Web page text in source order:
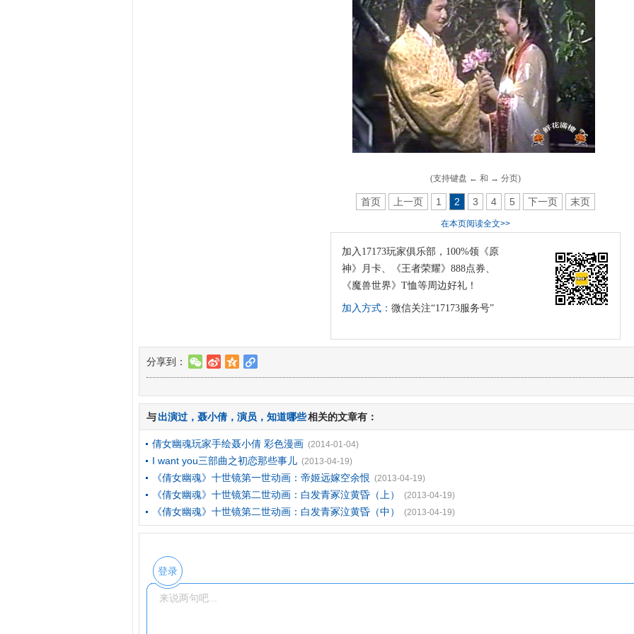
(支持键盘 ← 和 → 分页)
首页 上一页 1 2 3 4 5 下一页 末页
在本页阅读全文>>
加入17173玩家俱乐部，100%领《原
神》月卡、《王者荣耀》888点券、
《魔兽世界》T恤等周边好礼！
加入方式： 微信关注“17173服务号”
分享到： w t z l
与出演过 ， 聂小倩， 演员 ， 知道哪些相关的文章有：
倩女幽魂玩家手绘聂小倩 彩色漫画 (2014-01-04)
I want you三部曲之初恋那些事儿 (2013-04-19)
《倩女幽魂》十世镜第一世动画：帝姬远嫁空余恨 (2013-04-19)
《倩女幽魂》十世镜第二世动画：白发青冢泣黄昏（上） (2013-04-19)
《倩女幽魂》十世镜第二世动画：白发青冢泣黄昏（中） (2013-04-19)
登录